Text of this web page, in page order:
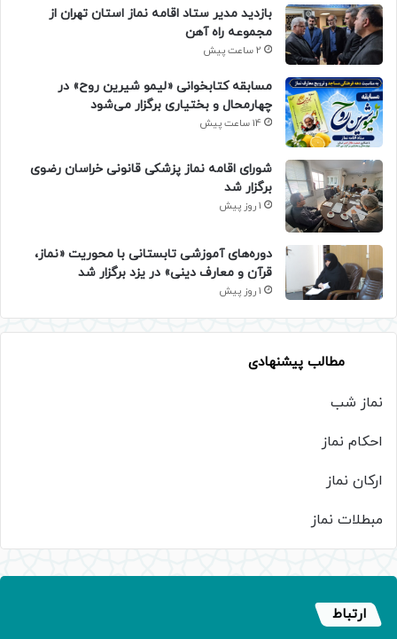
بازدید مدیر ستاد اقامه نماز استان تهران از
مجموعه راه آهن
2 ساعت پیش
مسابقه کتابخوانی «لیمو شیرین روح» در
چهارمحال و بختیاری برگزار می‌شود
14 ساعت پیش
شورای اقامه نماز پزشکی قانونی خراسان رضوی
برگزار شد
1 روز پیش
دوره‌های آموزشی تابستانی با محوریت «نماز،
قرآن و معارف دینی» در یزد برگزار شد
1 روز پیش
مطالب پیشنهادی
نماز شب
احکام نماز
ارکان نماز
مبطلات نماز
ارتباط